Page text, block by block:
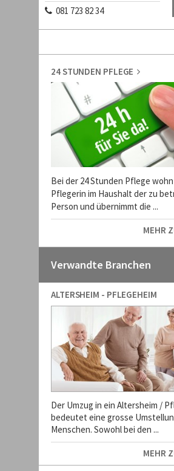
081 723 82 34
24 STUNDEN PFLEGE
Bei der 24 Stunden Pflege
Pflegerin im Haushalt der zu
Person und übernimmt die ...
MEHR
Verwandte Branchen
ALTERSHEIM - PFLEGEHEIM
Der Umzug in ein Altersheim /
bedeutet eine grosse
Menschen. Sowohl bei den ...
MEHR